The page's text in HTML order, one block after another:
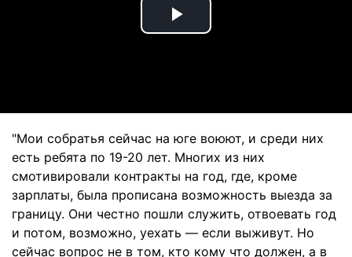
Play
"Мои собратья сейчас на юге воюют, и среди них
есть ребята по 19-20 лет. Многих из них
смотивировали контракты на год, где, кроме
зарплаты, была прописана возможность выезда за
границу. Они честно пошли служить, отвоевать год
и потом, возможно, уехать — если выживут. Но
сейчас вопрос не в том, кто кому что должен, а в